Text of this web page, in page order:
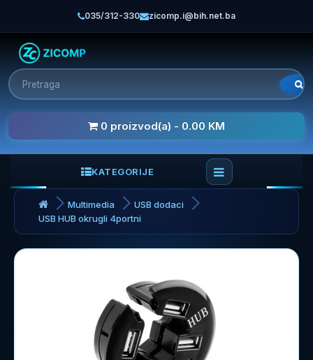
035/312-330 zicomp.i@bih.net.ba
0 proizvod(a) - 0.00 KM
KATEGORIJE
Multimedia
USB dodaci
USB HUB okrugli 4portni